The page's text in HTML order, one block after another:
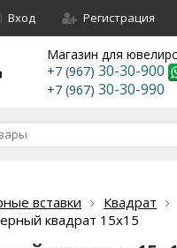
Вход Регистрация
Магазин для
+7 (967) 30-30-900
+7 (967) 30-30-990
вставки Квадрат
квадрат 15х15